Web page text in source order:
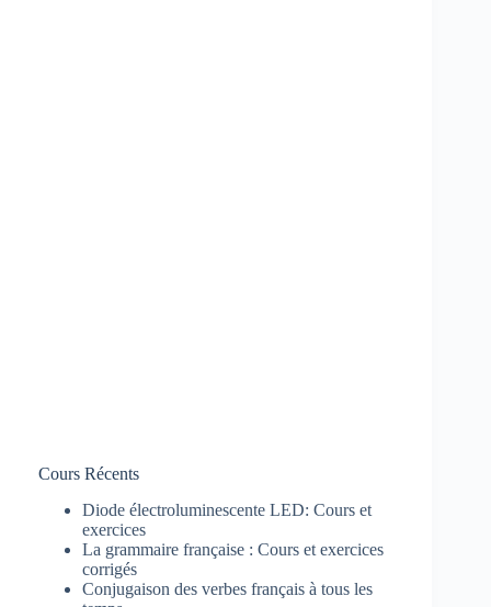
Cours Récents
Diode électroluminescente LED: Cours et
exercices
La grammaire française : Cours et exercices
corrigés
Conjugaison des verbes français à tous les